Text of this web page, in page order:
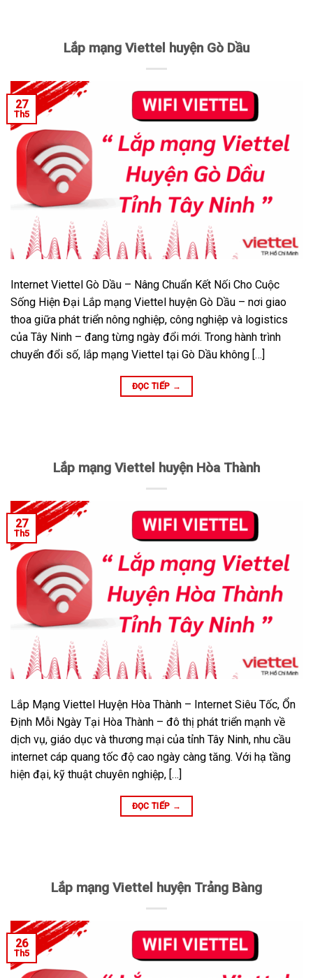
Lắp mạng Viettel huyện Gò Dầu
27
Th5
Internet Viettel Gò Dầu – Nâng Chuẩn Kết Nối Cho Cuộc
Sống Hiện Đại Lắp mạng Viettel huyện Gò Dầu – nơi giao
thoa giữa phát triển nông nghiệp, công nghiệp và logistics
của Tây Ninh – đang từng ngày đổi mới. Trong hành trình
chuyển đổi số, lắp mạng Viettel tại Gò Dầu không […]
ĐỌC TIẾP →
Lắp mạng Viettel huyện Hòa Thành
27
Th5
Lắp Mạng Viettel Huyện Hòa Thành – Internet Siêu Tốc, Ổn
Định Mỗi Ngày Tại Hòa Thành – đô thị phát triển mạnh về
dịch vụ, giáo dục và thương mại của tỉnh Tây Ninh, nhu cầu
internet cáp quang tốc độ cao ngày càng tăng. Với hạ tầng
hiện đại, kỹ thuật chuyên nghiệp, […]
ĐỌC TIẾP →
Lắp mạng Viettel huyện Trảng Bàng
26
Th5